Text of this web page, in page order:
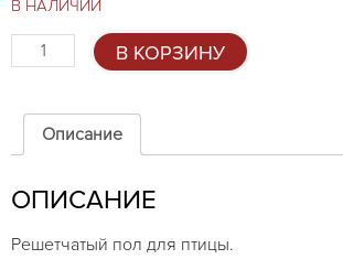
В НАЛИЧИИ
Количество
товара
пол
50x50см,
18мм,
В КОРЗИНУ
Описание
ОПИСАНИЕ
Решетчатый пол для птицы.